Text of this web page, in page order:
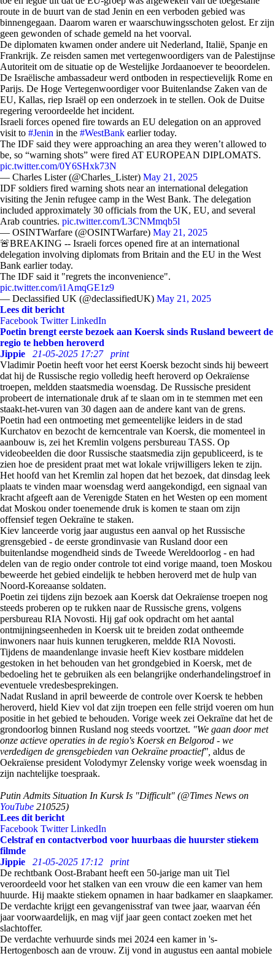
route in de buurt van de stad Jenin en een verboden gebied was
binnengegaan. Daarom waren er waarschuwingsschoten gelost. Er zijn
geen gewonden of schade gemeld na het voorval.
De diplomaten kwamen onder andere uit Nederland, Italië, Spanje en
Frankrijk. Ze reisden samen met vertegenwoordigers van de Palestijnse
Autoriteit om de situatie op de Westelijke Jordaanoever te beoordelen.
De Israëlische ambassadeur werd ontboden in respectievelijk Rome en
Parijs. De Hoge Vertegenwoordiger voor Buitenlandse Zaken van de
EU, Kallas, riep Israël op een onderzoek in te stellen. Ook de Duitse
regering veroordeelde het incident.
Israeli forces opened fire towards an EU delegation on an approved
visit to #Jenin in the #WestBank earlier today.
The IDF said they were approaching an area they weren’t allowed to
be, so “warning shots” were fired AT EUROPEAN DIPLOMATS.
pic.twitter.com/0Y6SHxk73N
— Charles Lister (@Charles_Lister) May 21, 2025
IDF soldiers fired warning shots near an international delegation
visiting the Jenin refugee camp in the West Bank. The delegation
included approximately 30 officials from the UK, EU, and several
Arab countries. pic.twitter.com/L3CNMmqb5l
— OSINTWarfare (@OSINTWarfare) May 21, 2025
🚨BREAKING -- Israeli forces opened fire at an international
delegation involving diplomats from Britain and the EU in the West
Bank earlier today.
The IDF said it "regrets the inconvenience".
pic.twitter.com/i1AmqGE1z9
— Declassified UK (@declassifiedUK) May 21, 2025
Lees dit bericht
Facebook Twitter LinkedIn
Poetin brengt eerste bezoek aan Koersk sinds Rusland beweert de
regio te hebben heroverd
Jippie
21-05-2025 17:27
print
Vladimir Poetin heeft voor het eerst Koersk bezocht sinds hij beweert
dat hij de Russische regio volledig heeft heroverd op Oekraïense
troepen, meldden staatsmedia woensdag. De Russische president
probeert de internationale druk af te slaan om in te stemmen met een
staakt-het-vuren van 30 dagen aan de andere kant van de grens.
Poetin had een ontmoeting met gemeentelijke leiders in de stad
Kurchatov en bezocht de kerncentrale van Koersk, die momenteel in
aanbouw is, zei het Kremlin volgens persbureau TASS. Op
videobeelden die door Russische staatsmedia zijn gepubliceerd, is te
zien hoe de president praat met wat lokale vrijwilligers leken te zijn.
Het hoofd van het Kremlin zal hopen dat het bezoek, dat dinsdag leek
plaats te vinden maar woensdag werd aangekondigd, een signaal van
kracht afgeeft aan de Verenigde Staten en het Westen op een moment
dat Moskou onder toenemende druk is komen te staan om zijn
offensief tegen Oekraïne te staken.
Kiev lanceerde vorig jaar augustus een aanval op het Russische
grensgebied - de eerste grondinvasie van Rusland door een
buitenlandse mogendheid sinds de Tweede Wereldoorlog - en had
delen van de regio onder controle tot eind vorige maand, toen Moskou
beweerde het gebied eindelijk te hebben heroverd met de hulp van
Noord-Koreaanse soldaten.
Poetin zei tijdens zijn bezoek aan Koersk dat Oekraïense troepen nog
steeds proberen op te rukken naar de Russische grens, volgens
persbureau RIA Novosti. Hij gaf ook opdracht om het aantal
ontmijningseenheden in Koersk uit te breiden zodat ontheemde
inwoners naar huis kunnen terugkeren, meldde RIA Novosti.
Tijdens de maandenlange invasie heeft Kiev kostbare middelen
gestoken in het behouden van het grondgebied in Koersk, met de
bedoeling het te gebruiken als een belangrijke onderhandelingstroef in
eventuele vredesbesprekingen.
Nadat Rusland in april beweerde de controle over Koersk te hebben
heroverd, hield Kiev vol dat zijn troepen een felle strijd voeren om hun
positie in het gebied te behouden. Vorige week zei Oekraïne dat het de
grondoorlog binnen Rusland nog steeds voortzet. "We gaan door met
onze actieve operaties in de regio's Koersk en Belgorod - we
verdedigen de grensgebieden van Oekraïne proactief", aldus de
Oekraïense president Volodymyr Zelensky vorige week woensdag in
zijn nachtelijke toespraak.
Putin Admits Situation In Kursk Is "Difficult" (@Times News on
YouTube 210525)
Lees dit bericht
Facebook Twitter LinkedIn
Celstraf en contactverbod voor huurbaas die huurster stiekem
filmde
Jippie
21-05-2025 17:12
print
De rechtbank Oost-Brabant heeft een 50-jarige man uit Tiel
veroordeeld voor het stalken van een vrouw die een kamer van hem
huurde. Hij maakte stiekem opnamen in haar badkamer en slaapkamer.
De verdachte krijgt een gevangenisstraf van twee jaar, waarvan één
jaar voorwaardelijk, en mag vijf jaar geen contact zoeken met het
slachtoffer.
De verdachte verhuurde sinds mei 2024 een kamer in 's-
Hertogenbosch aan de vrouw. Zij vond in augustus een aantal mobiele